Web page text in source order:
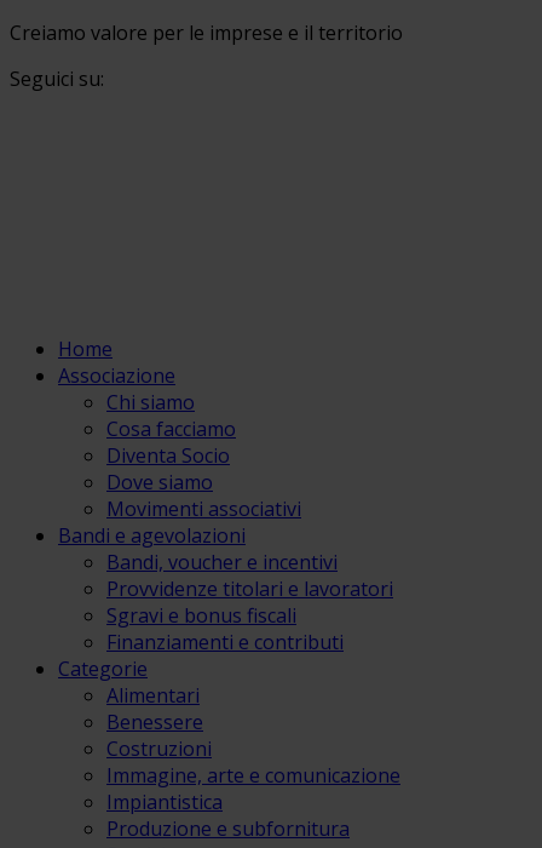
Creiamo valore per le imprese e il territorio
Seguici su:
Home
Associazione
Chi siamo
Cosa facciamo
Diventa Socio
Dove siamo
Movimenti associativi
Bandi e agevolazioni
Bandi, voucher e incentivi
Provvidenze titolari e lavoratori
Sgravi e bonus fiscali
Finanziamenti e contributi
Categorie
Alimentari
Benessere
Costruzioni
Immagine, arte e comunicazione
Impiantistica
Produzione e subfornitura